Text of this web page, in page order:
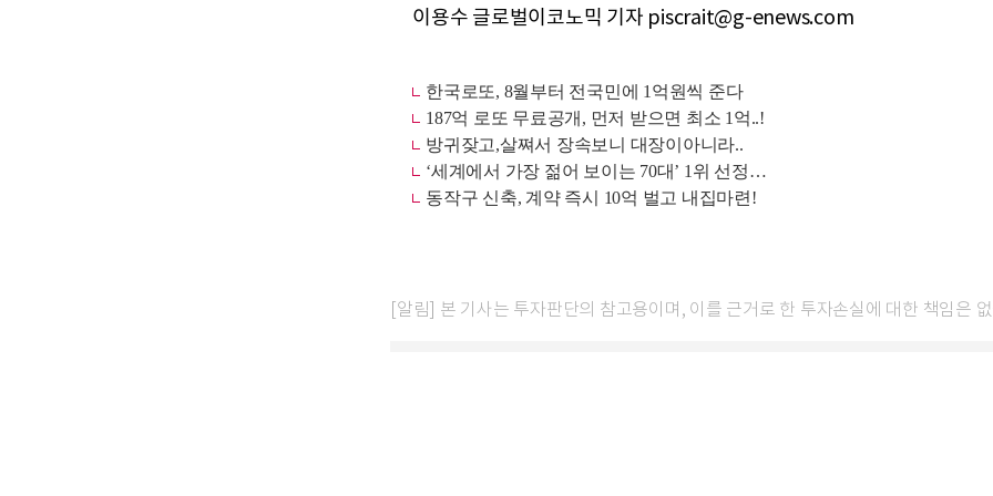
이용수 글로벌이코노믹 기자 piscrait@g-enews.com
[알림] 본 기사는 투자판단의 참고용이며, 이를 근거로 한 투자손실에 대한 책임은